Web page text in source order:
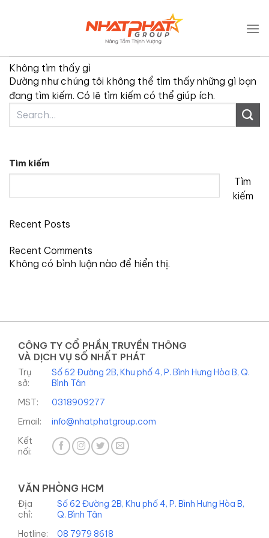
LƯU TRỮ TÁC GIẢ:ADMIN
Không tìm thấy gì
Dường như chúng tôi không thể tìm thấy những gì bạn
đang tìm kiếm. Có lẽ tìm kiếm có thể giúp ích.
Tìm kiếm
Tìm
kiếm
Recent Posts
Recent Comments
Không có bình luận nào để hiển thị.
CÔNG TY CỔ PHẦN TRUYỀN THÔNG
VÀ DỊCH VỤ SỐ NHẤT PHÁT
Trụ
sở:
Số 62 Đường 2B, Khu phố 4, P. Bình Hưng Hòa B, Q.
Bình Tân
MST:
0318909277
Email:
info@nhatphatgroup.com
Kết
nối:
VĂN PHÒNG HCM
Địa
chỉ:
Số 62 Đường 2B, Khu phố 4, P. Bình Hưng Hòa B,
Q. Bình Tân
Hotline:
08 7979 8618